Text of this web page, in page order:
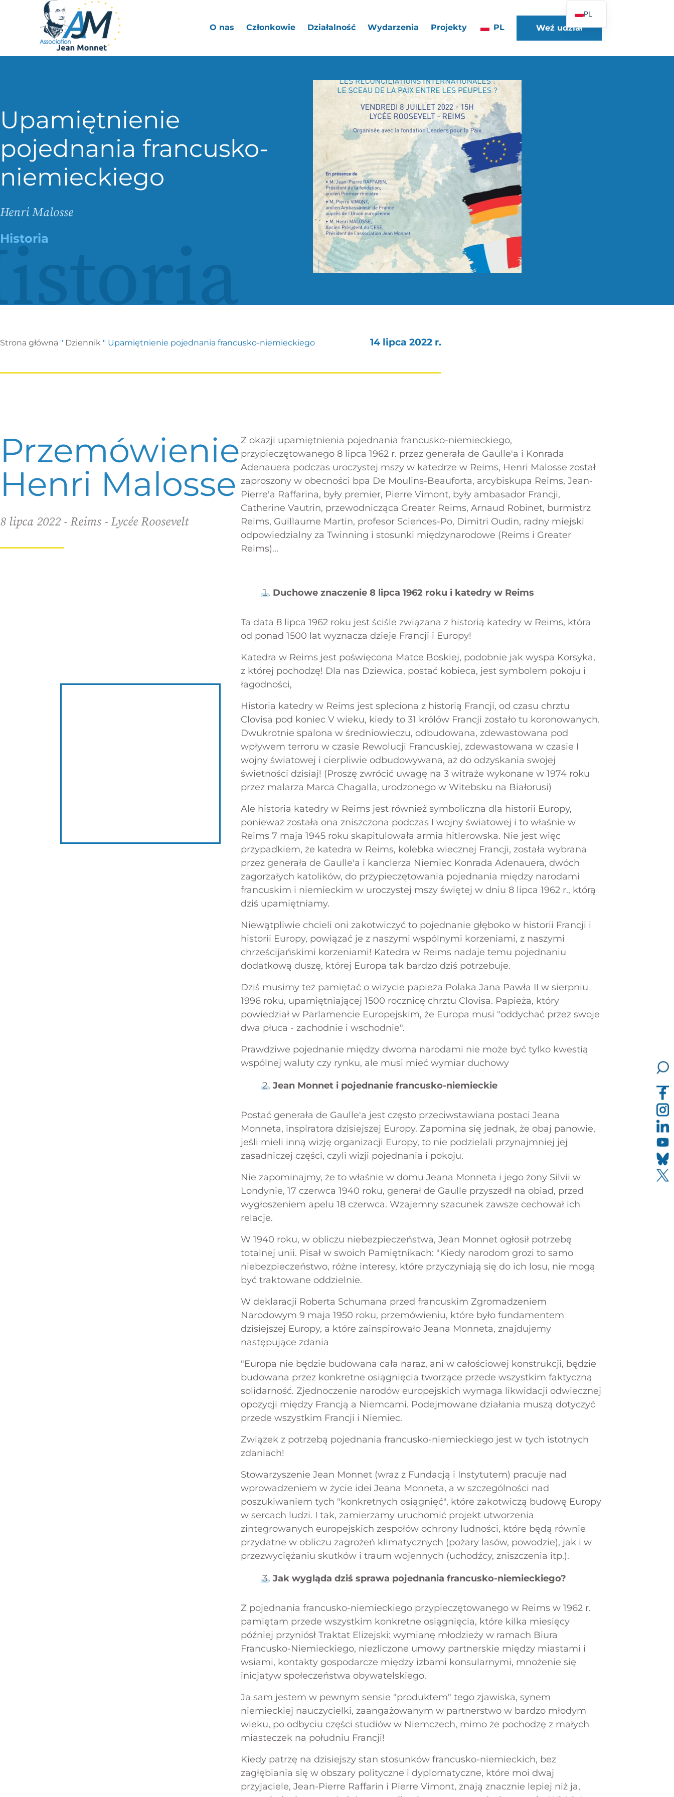
O nas Członkowie Działalność Wydarzenia Projekty PL Weź udział
Upamiętnienie
pojednania francusko-
niemieckiego
Henri Malosse
Historia
Strona główna " Dziennik " Upamiętnienie pojednania francusko-niemieckiego 14 lipca 2022 r.
Przemówienie
Henri Malosse
8 lipca 2022 - Reims - Lycée Roosevelt
Z okazji upamiętnienia pojednania francusko-niemieckiego,
przypieczętowanego 8 lipca 1962 r. przez generała de Gaulle'a i Konrada
Adenauera podczas uroczystej mszy w katedrze w Reims, Henri Malosse został
zaproszony w obecności bpa De Moulins-Beauforta, arcybiskupa Reims, Jean-
Pierre'a Raffarina, były premier, Pierre Vimont, były ambasador Francji,
Catherine Vautrin, przewodnicząca Greater Reims, Arnaud Robinet, burmistrz
Reims, Guillaume Martin, profesor Sciences-Po, Dimitri Oudin, radny miejski
odpowiedzialny za Twinning i stosunki międzynarodowe (Reims i Greater
Reims)...
Duchowe znaczenie 8 lipca 1962 roku i katedry w Reims
Ta data 8 lipca 1962 roku jest ściśle związana z historią katedry w Reims, która
od ponad 1500 lat wyznacza dzieje Francji i Europy!
Katedra w Reims jest poświęcona Matce Boskiej, podobnie jak wyspa Korsyka,
z której pochodzę! Dla nas Dziewica, postać kobieca, jest symbolem pokoju i
łagodności,
Historia katedry w Reims jest spleciona z historią Francji, od czasu chrztu
Clovisa pod koniec V wieku, kiedy to 31 królów Francji zostało tu koronowanych.
Dwukrotnie spalona w średniowieczu, odbudowana, zdewastowana pod
wpływem terroru w czasie Rewolucji Francuskiej, zdewastowana w czasie I
wojny światowej i cierpliwie odbudowywana, aż do odzyskania swojej
świetności dzisiaj! (Proszę zwrócić uwagę na 3 witraże wykonane w 1974 roku
przez malarza Marca Chagalla, urodzonego w Witebsku na Białorusi)
Ale historia katedry w Reims jest również symboliczna dla historii Europy,
ponieważ została ona zniszczona podczas I wojny światowej i to właśnie w
Reims 7 maja 1945 roku skapitulowała armia hitlerowska. Nie jest więc
przypadkiem, że katedra w Reims, kolebka wiecznej Francji, została wybrana
przez generała de Gaulle'a i kanclerza Niemiec Konrada Adenauera, dwóch
zagorzałych katolików, do przypieczętowania pojednania między narodami
francuskim i niemieckim w uroczystej mszy świętej w dniu 8 lipca 1962 r., którą
dziś upamiętniamy.
Niewątpliwie chcieli oni zakotwiczyć to pojednanie głęboko w historii Francji i
historii Europy, powiązać je z naszymi wspólnymi korzeniami, z naszymi
chrześcijańskimi korzeniami! Katedra w Reims nadaje temu pojednaniu
dodatkową duszę, której Europa tak bardzo dziś potrzebuje.
Dziś musimy też pamiętać o wizycie papieża Polaka Jana Pawła II w sierpniu
1996 roku, upamiętniającej 1500 rocznicę chrztu Clovisa. Papieża, który
powiedział w Parlamencie Europejskim, że Europa musi "oddychać przez swoje
dwa płuca - zachodnie i wschodnie".
Prawdziwe pojednanie między dwoma narodami nie może być tylko kwestią
wspólnej waluty czy rynku, ale musi mieć wymiar duchowy
Jean Monnet i pojednanie francusko-niemieckie
Postać generała de Gaulle'a jest często przeciwstawiana postaci Jeana
Monneta, inspiratora dzisiejszej Europy. Zapomina się jednak, że obaj panowie,
jeśli mieli inną wizję organizacji Europy, to nie podzielali przynajmniej jej
zasadniczej części, czyli wizji pojednania i pokoju.
Nie zapominajmy, że to właśnie w domu Jeana Monneta i jego żony Silvii w
Londynie, 17 czerwca 1940 roku, generał de Gaulle przyszedł na obiad, przed
wygłoszeniem apelu 18 czerwca. Wzajemny szacunek zawsze cechował ich
relacje.
W 1940 roku, w obliczu niebezpieczeństwa, Jean Monnet ogłosił potrzebę
totalnej unii. Pisał w swoich Pamiętnikach: "Kiedy narodom grozi to samo
niebezpieczeństwo, różne interesy, które przyczyniają się do ich losu, nie mogą
być traktowane oddzielnie.
W deklaracji Roberta Schumana przed francuskim Zgromadzeniem
Narodowym 9 maja 1950 roku, przemówieniu, które było fundamentem
dzisiejszej Europy, a które zainspirowało Jeana Monneta, znajdujemy
następujące zdania
"Europa nie będzie budowana cała naraz, ani w całościowej konstrukcji, będzie
budowana przez konkretne osiągnięcia tworzące przede wszystkim faktyczną
solidarność. Zjednoczenie narodów europejskich wymaga likwidacji odwiecznej
opozycji między Francją a Niemcami. Podejmowane działania muszą dotyczyć
przede wszystkim Francji i Niemiec.
Związek z potrzebą pojednania francusko-niemieckiego jest w tych istotnych
zdaniach!
Stowarzyszenie Jean Monnet (wraz z Fundacją i Instytutem) pracuje nad
wprowadzeniem w życie idei Jeana Monneta, a w szczególności nad
poszukiwaniem tych "konkretnych osiągnięć", które zakotwiczą budowę Europy
w sercach ludzi. I tak, zamierzamy uruchomić projekt utworzenia
zintegrowanych europejskich zespołów ochrony ludności, które będą równie
przydatne w obliczu zagrożeń klimatycznych (pożary lasów, powodzie), jak i w
przezwyciężaniu skutków i traum wojennych (uchodźcy, zniszczenia itp.).
Jak wygląda dziś sprawa pojednania francusko-niemieckiego?
Z pojednania francusko-niemieckiego przypieczętowanego w Reims w 1962 r.
pamiętam przede wszystkim konkretne osiągnięcia, które kilka miesięcy
później przyniósł Traktat Elizejski: wymianę młodzieży w ramach Biura
Francusko-Niemieckiego, niezliczone umowy partnerskie między miastami i
wsiami, kontakty gospodarcze między izbami konsularnymi, mnożenie się
inicjatyw społeczeństwa obywatelskiego.
Ja sam jestem w pewnym sensie "produktem" tego zjawiska, synem
niemieckiej nauczycielki, zaangażowanym w partnerstwo w bardzo młodym
wieku, po odbyciu części studiów w Niemczech, mimo że pochodzę z małych
miasteczek na południu Francji!
Kiedy patrzę na dzisiejszy stan stosunków francusko-niemieckich, bez
zagłębiania się w obszary polityczne i dyplomatyczne, które moi dwaj
przyjaciele, Jean-Pierre Raffarin i Pierre Vimont, znają znacznie lepiej niż ja,
PL
FR